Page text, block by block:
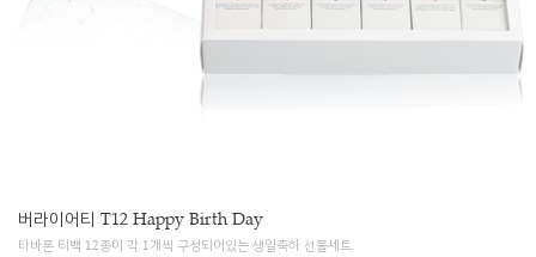
버라이어티 T12 Happy Birth Day
타바론 티백 12종이 각 1개씩 구성되어있는 생일축하 선물세트